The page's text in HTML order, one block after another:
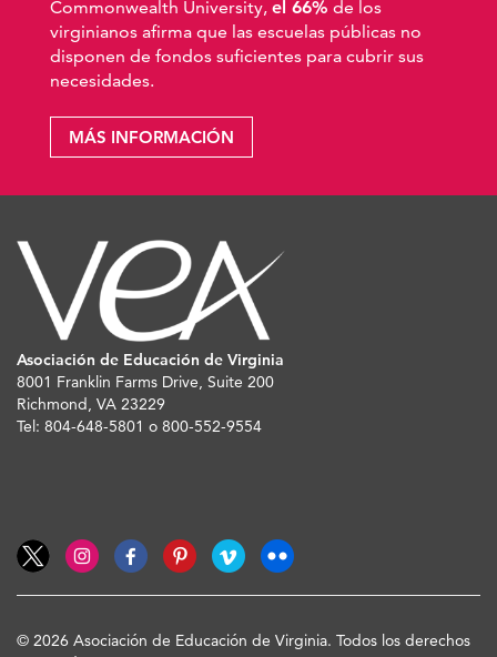
Commonwealth University, el 66% de los
virginianos afirma que las escuelas públicas no
disponen de fondos suficientes para cubrir sus
necesidades.
MÁS INFORMACIÓN
Asociación de Educación de Virginia
8001 Franklin Farms Drive, Suite 200
Richmond, VA 23229
Tel: 804-648-5801 o 800-552-9554
© 2026 Asociación de Educación de Virginia. Todos los derechos